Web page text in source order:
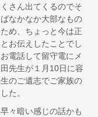
さん出てくるのでそ
なかなか大部なもの
め、ちょっと今は正
お伝えしたことでし
電話して留守電にメ
先生が１月10日に容
のご遺志でご家族の
た。
々暗い感じの話かも